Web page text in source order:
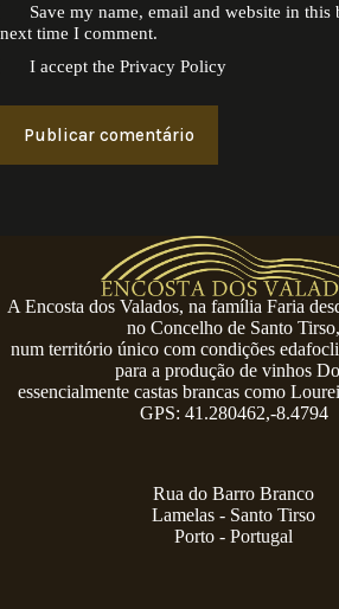
Save my name, email and website in this
next time I comment.
I accept thePrivacy Policy
Publicar comentário
A Encosta dos Valados, na família Faria
no Concelho de Santo Tirso,
num território único com condições
para a produção de vinhos
essencialmente castas brancas como
GPS: 41.280462,-8.4794
Rua do Barro Branco
Lamelas - Santo Tirso
Porto - Portugal